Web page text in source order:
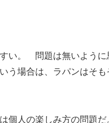
い。 問題は無いように
う場合は、ラパンはそも
個人の楽しみ方の問題